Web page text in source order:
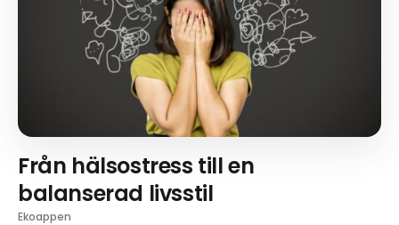
Från hälsostress till en
balanserad livsstil
Ekoappen